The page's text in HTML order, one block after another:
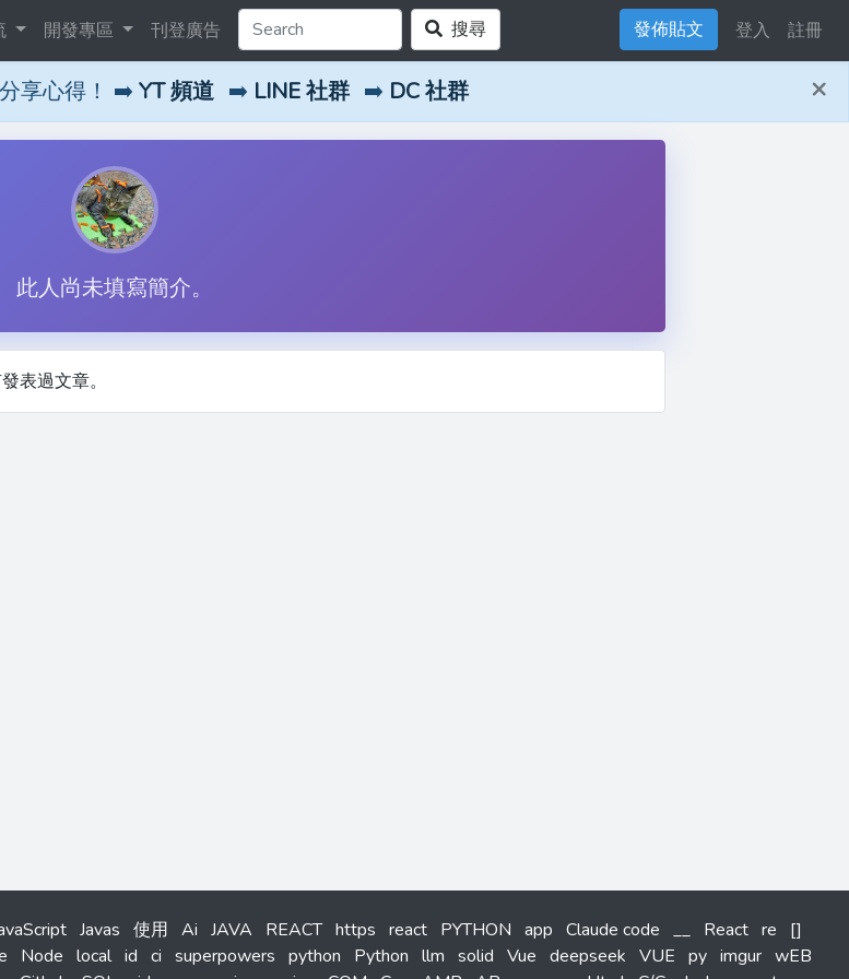
開發專區 刊登廣告 搜尋 發佈貼文 登入 註冊
享心得！ ➡️ YT 頻道 ➡️ LINE 社群 ➡️ DC 社群 ×
此人尚未填寫簡介。
表過文章。
Javas 使用 Ai JAVA REACT https react PYTHON app Claude code __ React re
[]
Node local id ci superpowers python Python llm solid Vue deepseek VUE py imgur wEB